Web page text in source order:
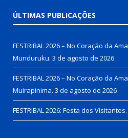
ÚLTIMAS PUBLICAÇÕES
FESTRIBAL 2026 – No Coração da
Munduruku. 3 de agosto de 2026
FESTRIBAL 2026 – No Coração da
Muirapinima. 3 de agosto de 2026
FESTRIBAL 2026: Festa dos Visitantes.